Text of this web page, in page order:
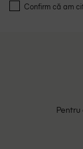
Confirm că am